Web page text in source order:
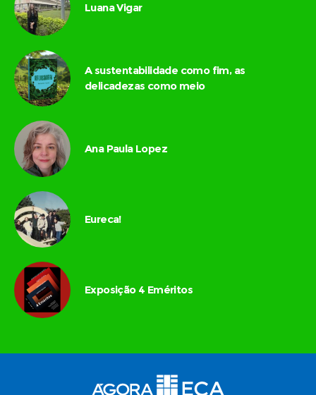
Luana Vigar
A sustentabilidade como fim, as
delicadezas como meio
Ana Paula Lopez
Eureca!
Exposição 4 Eméritos